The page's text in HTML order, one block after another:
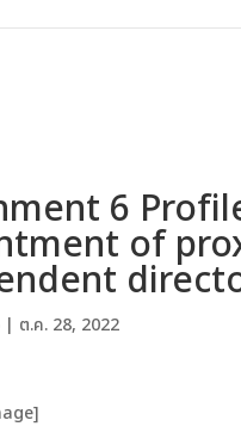
6
of
| ต.ค. 28, 2022